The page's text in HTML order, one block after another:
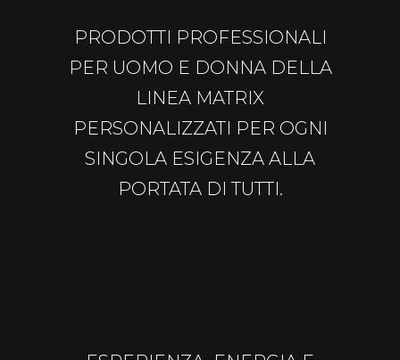
PRODOTTI PROFESSIONALI
PER UOMO E DONNA DELLA
LINEA MATRIX
PERSONALIZZATI PER OGNI
SINGOLA ESIGENZA ALLA
PORTATA DI TUTTI.